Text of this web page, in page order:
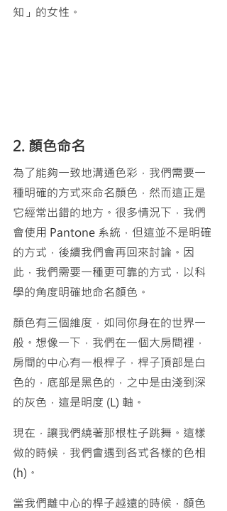
知」的女性。
2. 顏色命名
為了能夠一致地溝通色彩，我們需要一
種明確的方式來命名顏色，然而這正是
它經常出錯的地方。很多情況下，我們
會使用 Pantone 系統，但這並不是明確
的方式，後續我們會再回來討論。因
此，我們需要一種更可靠的方式，以科
學的角度明確地命名顏色。
顏色有三個維度，如同你身在的世界一
般。想像一下，我們在一個大房間裡，
房間的中心有一根桿子，桿子頂部是白
色的，底部是黑色的，之中是由淺到深
的灰色，這是明度 (L) 軸。
現在，讓我們繞著那根柱子跳舞。這樣
做的時候，我們會遇到各式各樣的色相
(h)。
當我們離中心的桿子越遠的時候，顏色